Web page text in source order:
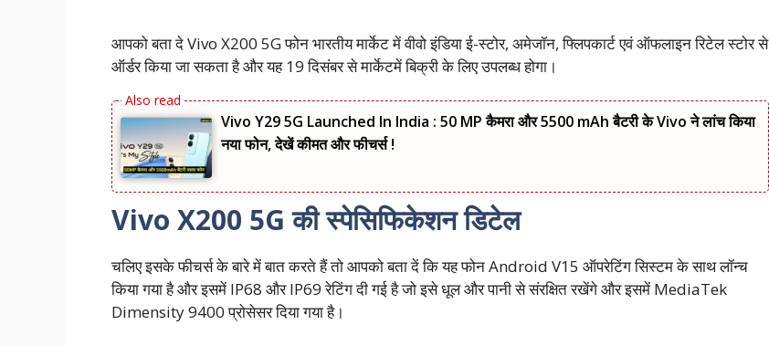
आपको बता दे Vivo X200 5G फोन भारतीय मार्केट में वीवो इंडिया ई-स्टोर, अमेजॉन, फ्लिपकार्ट एवं ऑफलाइन रिटेल स्टोर से
ऑर्डर किया जा सकता है और यह 19 दिसंबर से मार्केटमें बिक्री के लिए उपलब्ध होगा।
Vivo Y29 5G Launched In India : 50 MP कैमरा और 5500 mAh बैटरी के Vivo ने लांच किया
नया फोन, देखें कीमत और फीचर्स !
Vivo X200 5G की स्पेसिफिकेशन डिटेल
चलिए इसके फीचर्स के बारे में बात करते हैं तो आपको बता दें कि यह फोन Android V15 ऑपरेटिंग सिस्टम के साथ लॉन्च
किया गया है और इसमें IP68 और IP69 रेटिंग दी गई है जो इसे धूल और पानी से संरक्षित रखेंगे और इसमें MediaTek
Dimensity 9400 प्रोसेसर दिया गया है।